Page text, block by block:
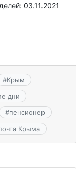
03.11.2021
#Крым
дни
#пенсионер
Крыма